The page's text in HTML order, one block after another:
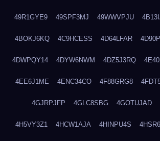
49R1GYE9 49SPF3MJ 49WWVPJU
4BOKJ6KQ 4C9HCESS 4D64LFAR
4DWPQY14 4DYW6NWM 4DZ5J3RQ
4EE6J1ME 4ENC34CO 4F88GRG8
4GJRPJFP 4GLC8SBG 4GOTUJAD
4H5VY3Z1 4HCW1AJA 4HINPU4S